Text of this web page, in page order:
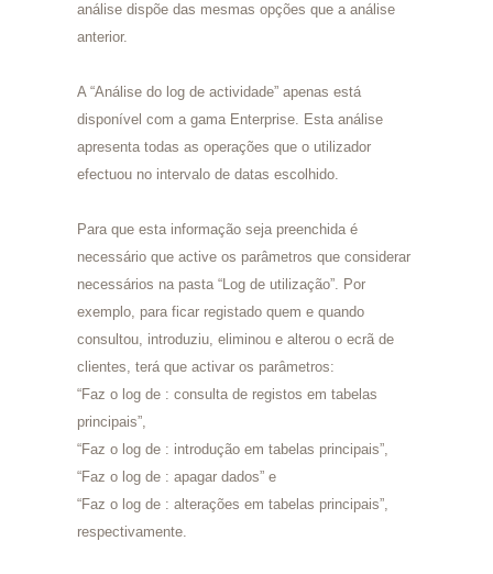
análise dispõe das mesmas opções que a análise
anterior.
A “Análise do log de actividade” apenas está
disponível com a gama Enterprise. Esta análise
apresenta todas as operações que o utilizador
efectuou no intervalo de datas escolhido.
Para que esta informação seja preenchida é
necessário que active os parâmetros que considerar
necessários na pasta “Log de utilização”. Por
exemplo, para ficar registado quem e quando
consultou, introduziu, eliminou e alterou o ecrã de
clientes, terá que activar os parâmetros:
“Faz o log de : consulta de registos em tabelas
principais”,
“Faz o log de : introdução em tabelas principais”,
“Faz o log de : apagar dados” e
“Faz o log de : alterações em tabelas principais”,
respectivamente.